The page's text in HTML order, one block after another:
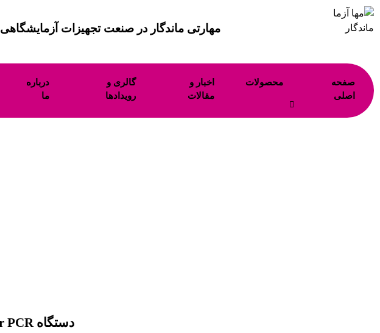
مهارتی ماندگار درصنعت تجهیزات آزمایشگاهی
صفحه
اصلی
محصولات
اخبار و
مقالات
گالری و
رویدادها
درباره
ما
دستگاه Thermocycler PCR